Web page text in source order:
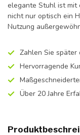
elegante Stuhl ist mit
nicht nur optisch ein
Nutzung
Zahlen Sie später
Hervorragende
Über 20 Jahre